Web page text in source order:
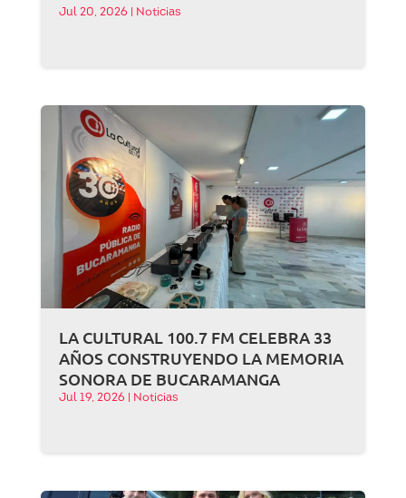
Jul 20, 2026 Noticias
LA CULTURAL 100.7 FM CELEBRA 33
AÑOS CONSTRUYENDO LA MEMORIA
SONORA DE BUCARAMANGA
Jul 19, 2026 Noticias